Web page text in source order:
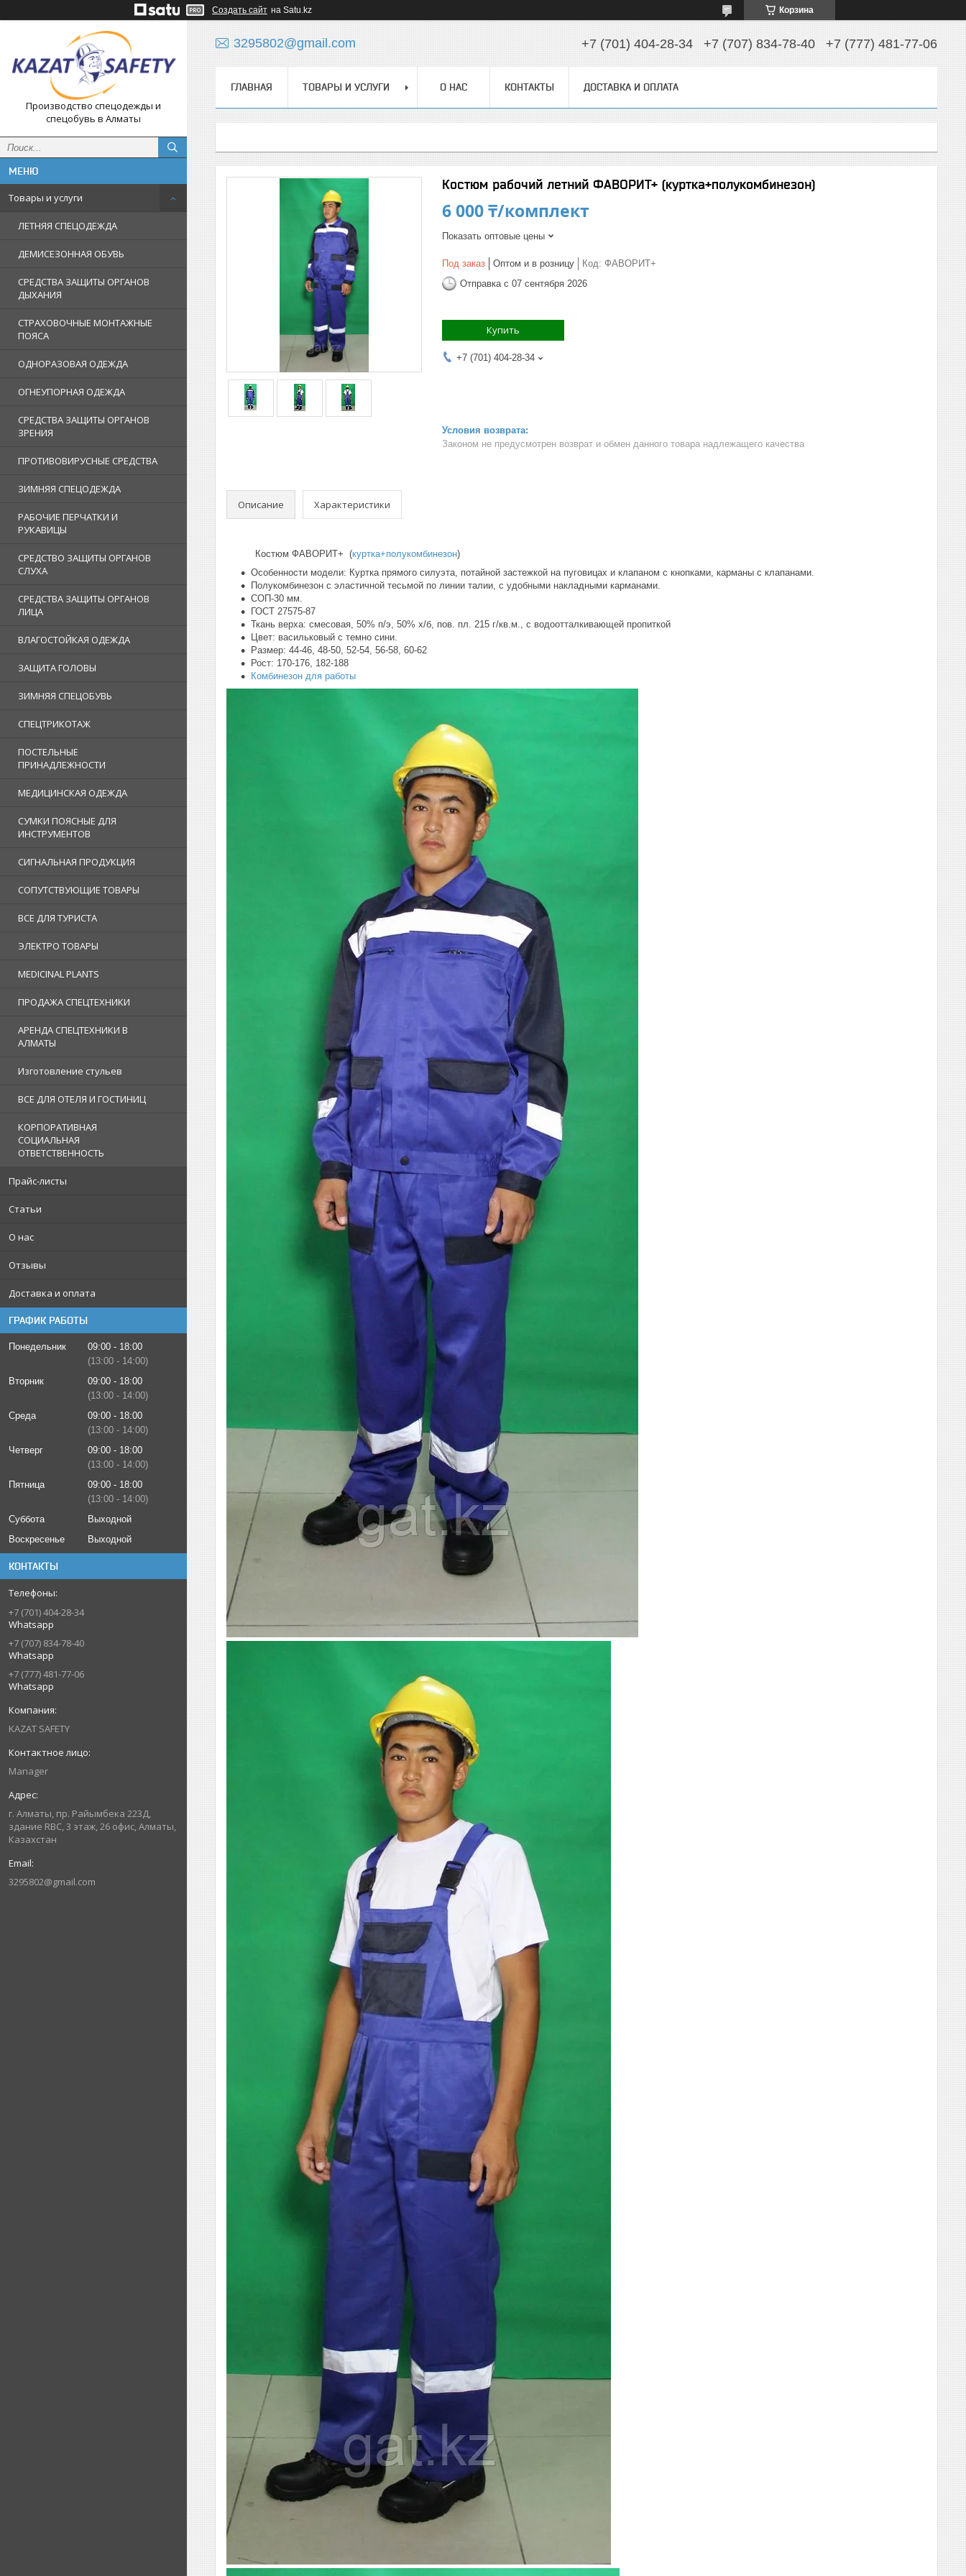
Создать сайт на Satu.kz Корзина
Производство спецодежды и
спецобувь в Алматы
Товары и услуги
ЛЕТНЯЯ СПЕЦОДЕЖДА
ДЕМИСЕЗОННАЯ ОБУВЬ
СРЕДСТВА ЗАЩИТЫ ОРГАНОВ
ДЫХАНИЯ
СТРАХОВОЧНЫЕ МОНТАЖНЫЕ
ПОЯСА
ОДНОРАЗОВАЯ ОДЕЖДА
ОГНЕУПОРНАЯ ОДЕЖДА
СРЕДСТВА ЗАЩИТЫ ОРГАНОВ
ЗРЕНИЯ
ПРОТИВОВИРУСНЫЕ СРЕДСТВА
ЗИМНЯЯ СПЕЦОДЕЖДА
РАБОЧИЕ ПЕРЧАТКИ И
РУКАВИЦЫ
СРЕДСТВО ЗАЩИТЫ ОРГАНОВ
СЛУХА
СРЕДСТВА ЗАЩИТЫ ОРГАНОВ
ЛИЦА
ВЛАГОСТОЙКАЯ ОДЕЖДА
ЗАЩИТА ГОЛОВЫ
ЗИМНЯЯ СПЕЦОБУВЬ
СПЕЦТРИКОТАЖ
ПОСТЕЛЬНЫЕ
ПРИНАДЛЕЖНОСТИ
МЕДИЦИНСКАЯ ОДЕЖДА
СУМКИ ПОЯСНЫЕ ДЛЯ
ИНСТРУМЕНТОВ
СИГНАЛЬНАЯ ПРОДУКЦИЯ
СОПУТСТВУЮЩИЕ ТОВАРЫ
ВСЕ ДЛЯ ТУРИСТА
ЭЛЕКТРО ТОВАРЫ
MEDICINAL PLANTS
ПРОДАЖА СПЕЦТЕХНИКИ
АРЕНДА СПЕЦТЕХНИКИ В
АЛМАТЫ
Изготовление стульев
ВСЕ ДЛЯ ОТЕЛЯ И ГОСТИНИЦ
КОРПОРАТИВНАЯ
СОЦИАЛЬНАЯ
ОТВЕТСТВЕННОСТЬ
Прайс-листы
Статьи
О нас
Отзывы
Доставка и оплата
ГРАФИК РАБОТЫ
Понедельник 09:00
18:00
13:00
14:00
Вторник
09:00
18:00
13:00
14:00
Среда
09:00
18:00
13:00
14:00
Четверг
09:00
18:00
13:00
14:00
Пятница
09:00
18:00
13:00
14:00
Суббота
Выходной
Воскресенье
Выходной
КОНТАКТЫ
+7 (701) 404-28-34
Whatsapp
+7 (707) 834-78-40
Whatsapp
+7 (777) 481-77-06
Whatsapp
KAZAT SAFETY
Manager
г. Алматы, пр. Райымбека 223Д,
здание RBC, 3 этаж, 26 офис, Алматы,
Казахстан
3295802@gmail.com
3295802@gmail.com +7 (701) 404-28-34 +7 (707) 834-78-40 +7 (777) 481-77-06
ГЛАВНАЯ ТОВАРЫ И УСЛУГИ О НАС КОНТАКТЫ ДОСТАВКА И ОПЛАТА
Костюм рабочий летний ФАВОРИТ+ (куртка+полукомбинезон)
6 000 ₸/комплект
Показать оптовые цены
Под заказ Оптом и в розницу Код: ФАВОРИТ+
Отправка с 07 сентября 2026
Купить
+7 (701) 404-28-34
Законом не предусмотрен возврат и обмен данного товара надлежащего качества
Описание Характеристики
Костюм ФАВОРИТ+ (куртка+полукомбинезон)
Особенности модели: Куртка прямого силуэта, потайной застежкой на пуговицах и клапаном с кнопками, карманы с клапанами.
Полукомбинезон с эластичной тесьмой по линии талии, с удобными накладными карманами.
СОП-30 мм.
ГОСТ 27575-87
Ткань верха: смесовая, 50% п/э, 50% х/б, пов. пл. 215 г/кв.м., с водоотталкивающей пропиткой
Цвет: васильковый с темно сини.
Размер: 44-46, 48-50, 52-54, 56-58, 60-62
Рост: 170-176, 182-188
Комбинезон для работы